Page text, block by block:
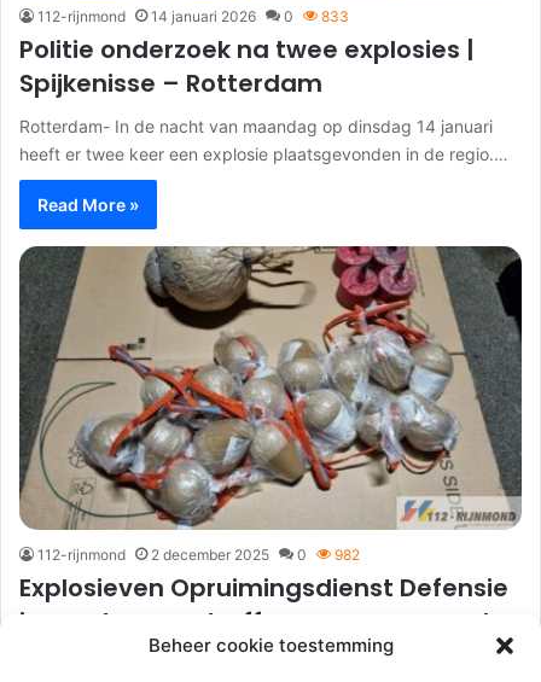
Beheer cookie toestemming
112-rijnmond 14 januari 2026 0 833
Politie onderzoek na twee explosies |
Spijkenisse – Rotterdam
Rotterdam- In de nacht van maandag op dinsdag 14 januari
heeft er twee keer een explosie plaatsgevonden in de regio.…
Read More »
112-rijnmond 2 december 2025 0 982
Explosieven Opruimingsdienst Defensie
ingezet na aantreffen zwaar vuurwerk
in woning | Vestapad Spijkenisse